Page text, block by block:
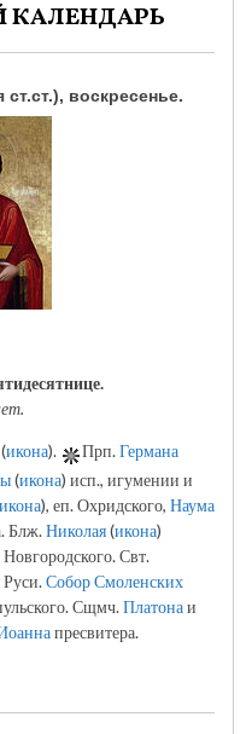
КАЛЕНДАРЬ
ст.ст.), воскресенье.
(икона). Прп.Германа
(икона) исп., игумении и
икона), еп. Охридского, Наума
. Блж.Николая(икона)
Свт.
Руси.Собор Смоленских
Сщмч.Платонаи
пресвитера.